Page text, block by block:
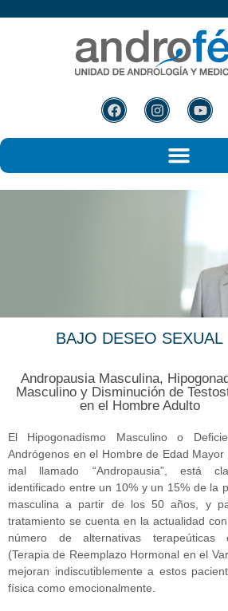
BAJO DESEO SEXUAL
Andropausia Masculina,
Masculino y Disminución de
en el Hombre Adulto
El Hipogonadismo Masculino o
Andrógenos en el Hombre de Edad Mayor
mal llamado “Andropausia”, está
identificado entre un 10% y un 15% de la
masculina a partir de los 50 años, y
tratamiento se cuenta en la actualidad
número de alternativas terapeúticas
(Terapia de Reemplazo Hormonal en el
mejoran indiscutiblemente a estos
física como emocionalmente.